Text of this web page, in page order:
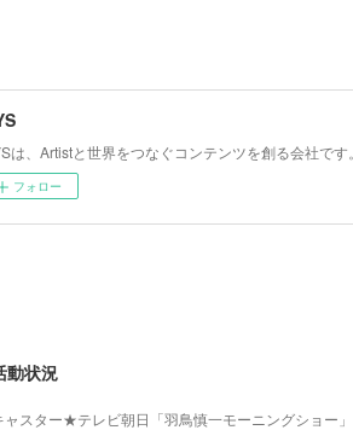
は、Artistと世界をつなぐコンテンツを創る会社です。
フォロー
動状況
ャスター★テレビ朝日「羽鳥慎一モーニングショー